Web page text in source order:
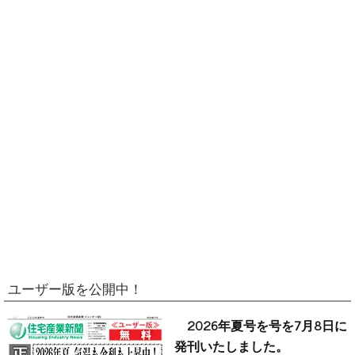
ユーザー版を公開中！
2026年夏号を号を7月8日に
発刊いたしました。